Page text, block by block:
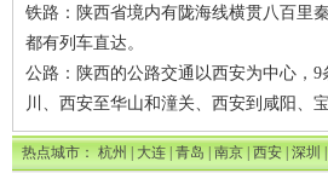
铁路：陕西省境内有陇海线横贯八百里
都有列车直达。
公路：陕西的公路交通以西安为中心，
川、西安至华山和潼关、西安到咸阳、
热点城市：杭州|大连|青岛|南京|西安|深圳